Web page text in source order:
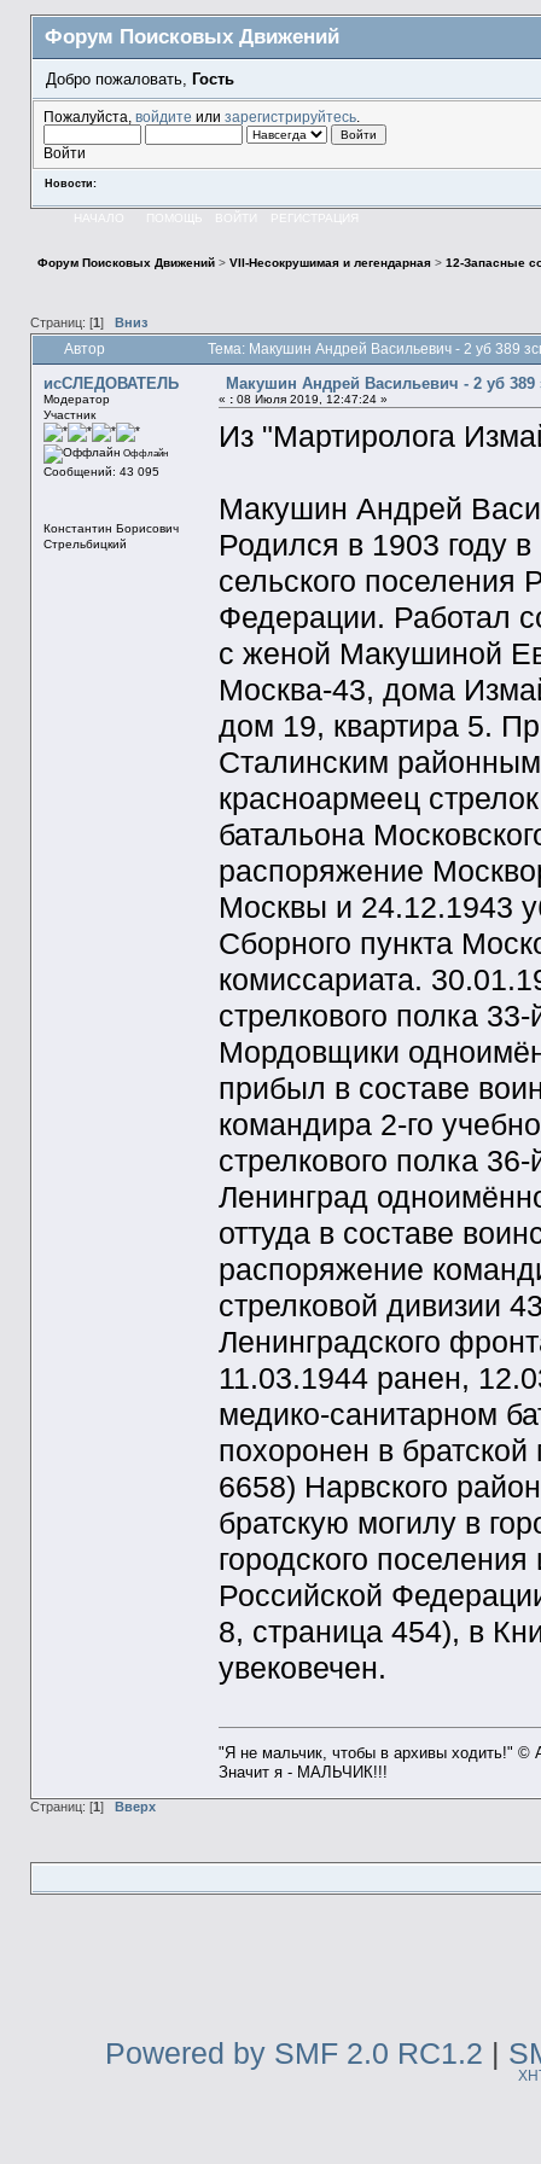
Форум Поисковых Движений
Добро пожаловать, Гость
Пожалуйста, войдите или зарегистрируйтесь.
Войти
Новости:
НАЧАЛО ПОМОЩЬ ВОЙТИ РЕГИСТРАЦИЯ
Форум Поисковых Движений> VII-Несокрушимая и легендарная> 12-Запасные
Страниц: [1 ] Вниз
Автор Тема: Макушин Андрей Васильевич - 2 уб 389
исСЛЕДОВАТЕЛЬ
Модератор
Участник
Оффлайн
Сообщений: 43 095
Константин Борисович
Стрельбицкий
Макушин Андрей Васильевич - 2 уб 389
« :08 Июля 2019, 12:47:24 »
Из "Мартиролога
Макушин Андрей
Родился в 1903 году
сельского поселения
Федерации. Работал
с женой Макушиной
Москва-43, дома
дом 19, квартира 5.
Сталинским
красноармеец
батальона
распоряжение
Москвы и 24.12.1943
Сборного пункта
комиссариата.
стрелкового полка
Мордовщики
прибыл в составе
командира 2-го
стрелкового полка
Ленинград
оттуда в составе
распоряжение
стрелковой дивизии
Ленинградского
11.03.1944 ранен,
медико-санитарном
похоронен в
6658) Нарвского
братскую могилу в
городского
Российской
8, страница 454), в
увековечен.
"Я не мальчик, чтобы в архивы ходить!" ©
Значит я - МАЛЬЧИК!!!
Страниц: [1 ] Вверх
Powered by SMF 2.0 RC1.2 |